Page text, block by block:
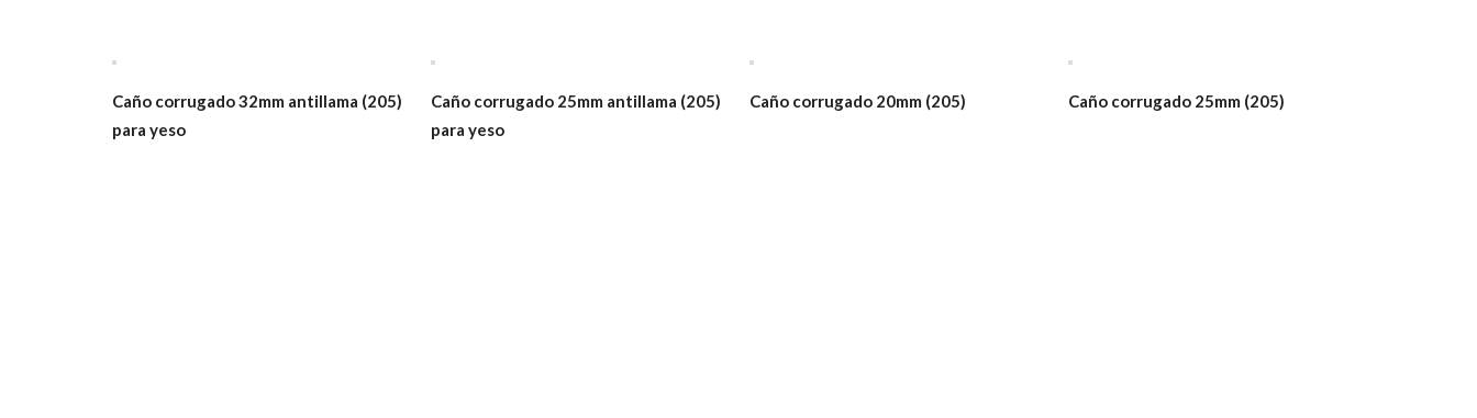
Caño corrugado 32mm antillama (205)
para yeso
Caño corrugado 25mm antillama (205)
para yeso
Caño corrugado 20mm (205) Caño corrugado 25mm (205)